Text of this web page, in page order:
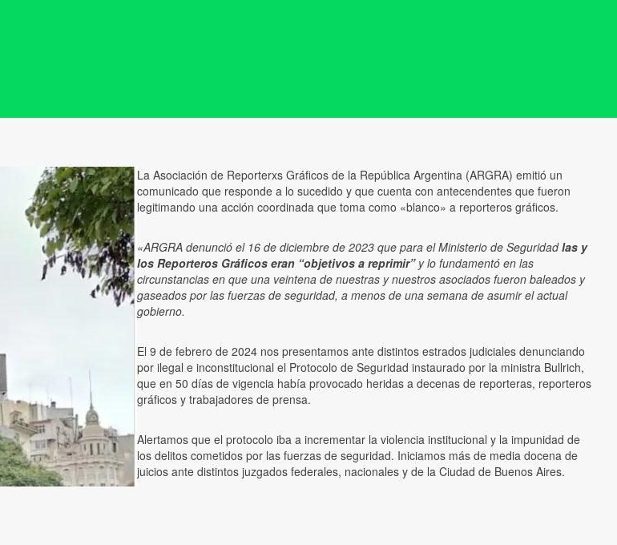
La Asociación de Reporterxs Gráficos de la República Argentina (ARGRA) emitió un
comunicado que responde a lo sucedido y que cuenta con antecendentes que fueron
legitimando una acción coordinada que toma como «blanco» a reporteros gráficos.
«ARGRA denunció el 16 de diciembre de 2023 que para el Ministerio de Seguridadlas y
los Reporteros Gráficos eran “objetivos a reprimir”y lo fundamentó en las
circunstancias en que una veintena de nuestras y nuestros asociados fueron baleados y
gaseados por las fuerzas de seguridad, a menos de una semana de asumir el actual
gobierno.
El 9 de febrero de 2024 nos presentamos ante distintos estrados judiciales denunciando
por ilegal e inconstitucional el Protocolo de Seguridad instaurado por la ministra Bullrich,
que en 50 días de vigencia había provocado heridas a decenas de reporteras, reporteros
gráficos y trabajadores de prensa.
Alertamos que el protocolo iba a incrementar la violencia institucional y la impunidad de
los delitos cometidos por las fuerzas de seguridad. Iniciamos más de media docena de
juicios ante distintos juzgados federales, nacionales y de la Ciudad de Buenos Aires.